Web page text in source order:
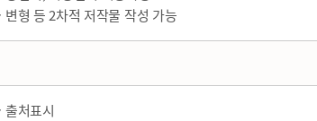
변형 등 2차적 저작물 작성 가능
출처표시